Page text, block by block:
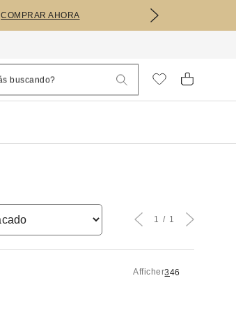
COMPRAR AHORA
Afficher346
1 1